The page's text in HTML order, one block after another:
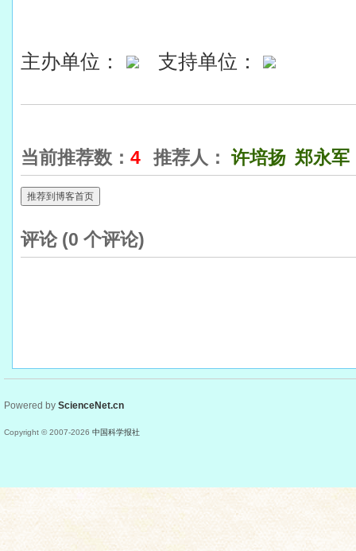
主办单位： 支持单位：
当前推荐数： 4 推荐人： 许培扬 郑永军
推荐到博客首页
评论 (0 个评论)
Powered by ScienceNet.cn
Copyright © 2007-2026 中国科学报社